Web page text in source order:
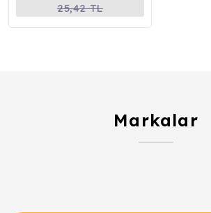
25,42 TL
Markalar